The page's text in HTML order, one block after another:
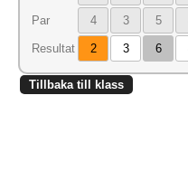
Par 4 3 5
Resultat 2 3 6
Tillbaka till klass